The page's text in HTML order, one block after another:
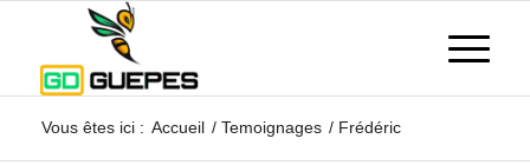
Vous êtes ici : Accueil / Temoignages / Frédéric